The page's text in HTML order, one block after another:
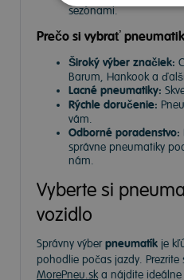
sezónami.
Prečo si vybrať
Široký výber značiek:
Barum, Hankook a
Lacné pneumatiky:
Rýchle doručenie:
vám.
Odborné poradenstvo:
správne pneumatiky
nám.
Vyberte si
vozidlo
Správny výberpneumatík je
pohodlie počas jazdy.
MorePneu.ska nájdite ideálne